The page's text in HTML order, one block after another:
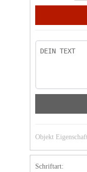
Objekt
Schriftart: